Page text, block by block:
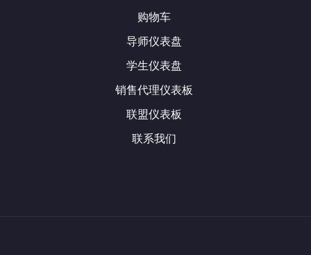
购物车
导师仪表盘
学生仪表盘
销售代理仪表板
联盟仪表板
联系我们